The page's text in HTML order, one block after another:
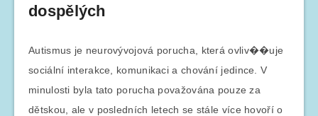
dospělých
Autismus je neurovývojová porucha, která ovliv��uje
sociální interakce, komunikaci a chování jedince. V
minulosti byla tato porucha považována pouze za
dětskou, ale v posledních letech se stále více hovoří o